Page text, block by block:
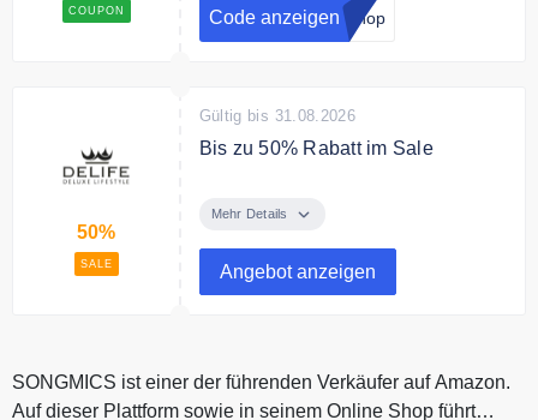
COUPON
Bestellung.
Code anzeigen Shop
50%
SALE
Gültig bis 31.08.2026
Bis zu 50% Rabatt im Sale
Mehr Details
Angebot anzeigen
SONGMICS ist einer der führenden Verkäufer auf Amazon.
Auf dieser Plattform sowie in seinem Online Shop führt